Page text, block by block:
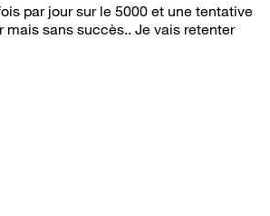
par jour sur le 5000 et une tentative
mais sans succès.. Je vais retenter